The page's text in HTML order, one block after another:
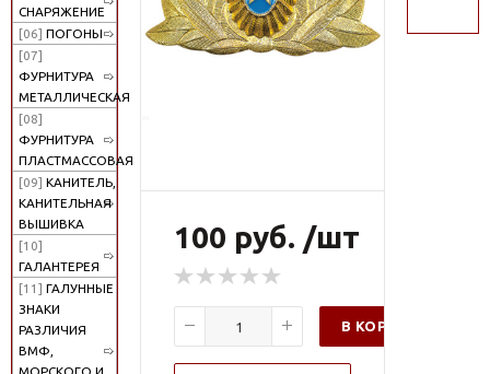
СНАРЯЖЕНИЕ
[06] ПОГОНЫ
[07]
ФУРНИТУРА
МЕТАЛЛИЧЕСКАЯ
[08]
ФУРНИТУРА
ПЛАСТМАССОВАЯ
[09] КАНИТЕЛЬ,
КАНИТЕЛЬНАЯ
ВЫШИВКА
[10]
ГАЛАНТЕРЕЯ
[11] ГАЛУННЫЕ
ЗНАКИ
РАЗЛИЧИЯ
ВМФ,
100 руб. /шт
В КОРЗИНУ